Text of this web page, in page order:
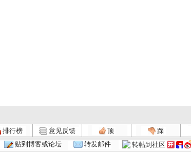
排行榜 意见反馈 顶
踩
贴到博客或论坛 转发邮件 转帖到社区